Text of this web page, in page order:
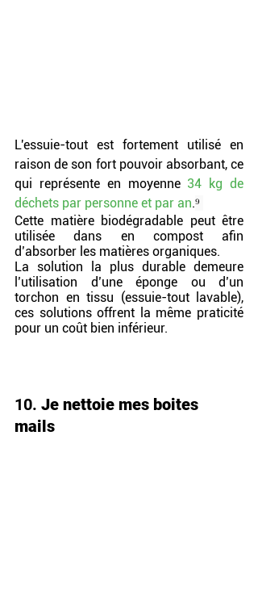
L'essuie-tout est fortement utilisé en
raison de son fort pouvoir absorbant, ce
qui représente en moyenne 34 kg de
déchets par personne et par an.⁹
Cette matière biodégradable peut être
utilisée dans en compost afin
d’absorber les matières organiques.
La solution la plus durable demeure
l’utilisation d’une éponge ou d’un
torchon en tissu (essuie-tout lavable),
ces solutions offrent la même praticité
pour un coût bien inférieur.
10. Je nettoie mes boites
mails